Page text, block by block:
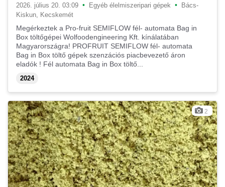
2026. július 20. 03:09 • Egyéb élelmiszeripari gépek • Bács-
Kiskun, Kecskemét
Megérkeztek a Pro-fruit SEMIFLOW fél- automata Bag in
Box töltőgépei Wolfoodengineering Kft. kínálatában
Magyarországra! PROFRUIT SEMIFLOW fél- automata
Bag in Box töltő gépek szenzációs piacbevezető áron
eladók ! Fél automata Bag in Box töltő...
2024
2